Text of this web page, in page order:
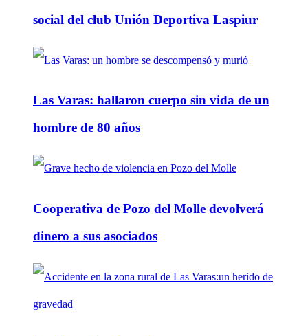
social del club Unión Deportiva Laspiur
Las Varas: hallaron cuerpo sin vida de un
hombre de 80 años
Cooperativa de Pozo del Molle devolverá
dinero a sus asociados